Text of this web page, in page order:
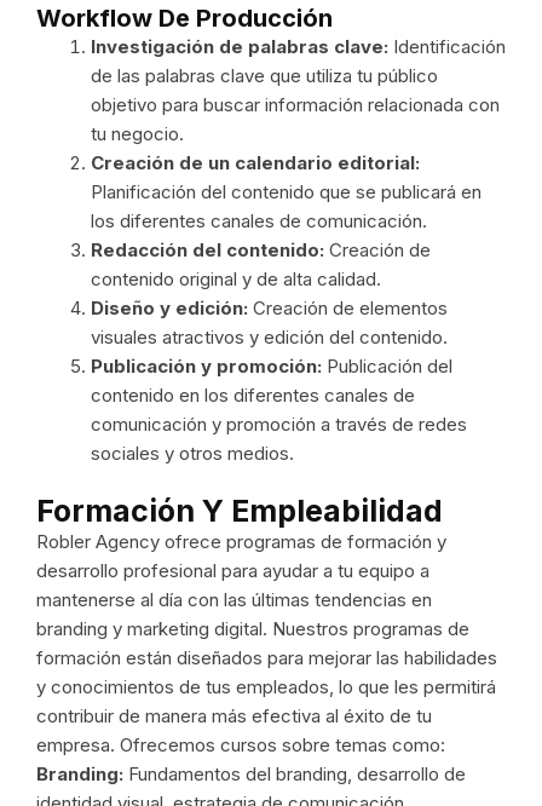
Workflow De Producción
Investigación de palabras clave: Identificación
de las palabras clave que utiliza tu público
objetivo para buscar información relacionada con
tu negocio.
Creación de un calendario editorial:
Planificación del contenido que se publicará en
los diferentes canales de comunicación.
Redacción del contenido: Creación de
contenido original y de alta calidad.
Diseño y edición: Creación de elementos
visuales atractivos y edición del contenido.
Publicación y promoción: Publicación del
contenido en los diferentes canales de
comunicación y promoción a través de redes
sociales y otros medios.
Formación Y Empleabilidad
Robler Agency ofrece programas de formación y
desarrollo profesional para ayudar a tu equipo a
mantenerse al día con las últimas tendencias en
branding y marketing digital. Nuestros programas de
formación están diseñados para mejorar las habilidades
y conocimientos de tus empleados, lo que les permitirá
contribuir de manera más efectiva al éxito de tu
empresa. Ofrecemos cursos sobre temas como:
Branding: Fundamentos del branding, desarrollo de